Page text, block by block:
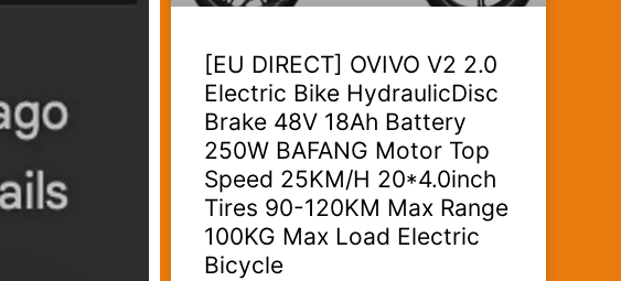
[EU DIRECT] OVIVO V2 2.0
Electric Bike HydraulicDisc
Brake 48V 18Ah Battery
250W BAFANG Motor Top
Speed 25KM/H 20*4.0inch
Tires 90-120KM Max Range
100KG Max Load Electric
Bicycle